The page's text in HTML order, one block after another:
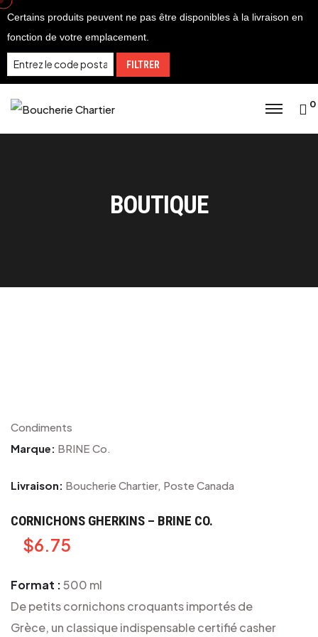
Skip
to
content
Certains produits peuvent ne pas être disponibles à la livraison en
fonction de votre emplacement.
FILTRER
0
BOUTIQUE
Condiments
Marque: BRINE Co.
Livraison: Boucherie Chartier, Poste Canada
CORNICHONS GHERKINS – BRINE CO.
$6.75
Format :500 ml
De petits cornichons croquants importés de
Grèce, un classique indispensable certifié casher